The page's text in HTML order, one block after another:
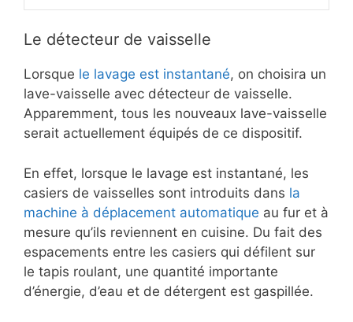
Le détecteur de vaisselle
Lorsque le lavage est instantané, on choisira un
lave-vaisselle avec détecteur de vaisselle.
Apparemment, tous les nouveaux lave-vaisselle
serait actuellement équipés de ce dispositif.
En effet, lorsque le lavage est instantané, les
casiers de vaisselles sont introduits dans la
machine à déplacement automatique au fur et à
mesure qu’ils reviennent en cuisine. Du fait des
espacements entre les casiers qui défilent sur
le tapis roulant, une quantité importante
d’énergie, d’eau et de détergent est gaspillée.